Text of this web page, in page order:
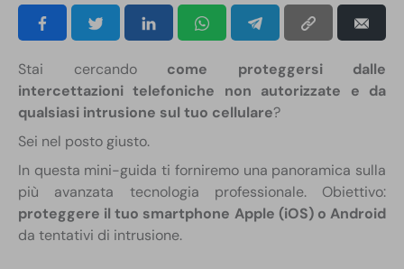
Stai cercandocome proteggersi dalle
intercettazioni telefoniche non autorizzate e da
qualsiasi intrusione sul tuo cellulare?
Sei nel posto giusto.
In questa mini-guida ti forniremo una panoramica sulla
più avanzata tecnologia professionale. Obiettivo:
proteggere il tuo smartphone Apple (iOS) o Android
da tentativi di intrusione.